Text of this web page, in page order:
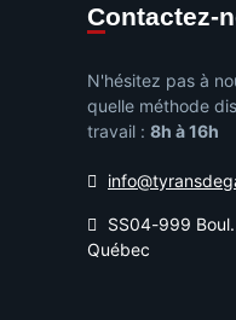
Contactez-
N'hésitez pas à
quelle méthode
travail : 8h à 16h
SS04-999
Québec